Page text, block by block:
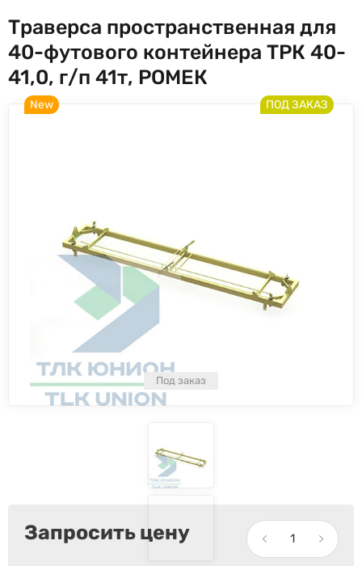
Траверса пространственная для
40-футового контейнера ТРК 40-
41,0, г/п 41т, РОМЕК
Под заказ
New ПОД ЗАКАЗ
Запросить цену